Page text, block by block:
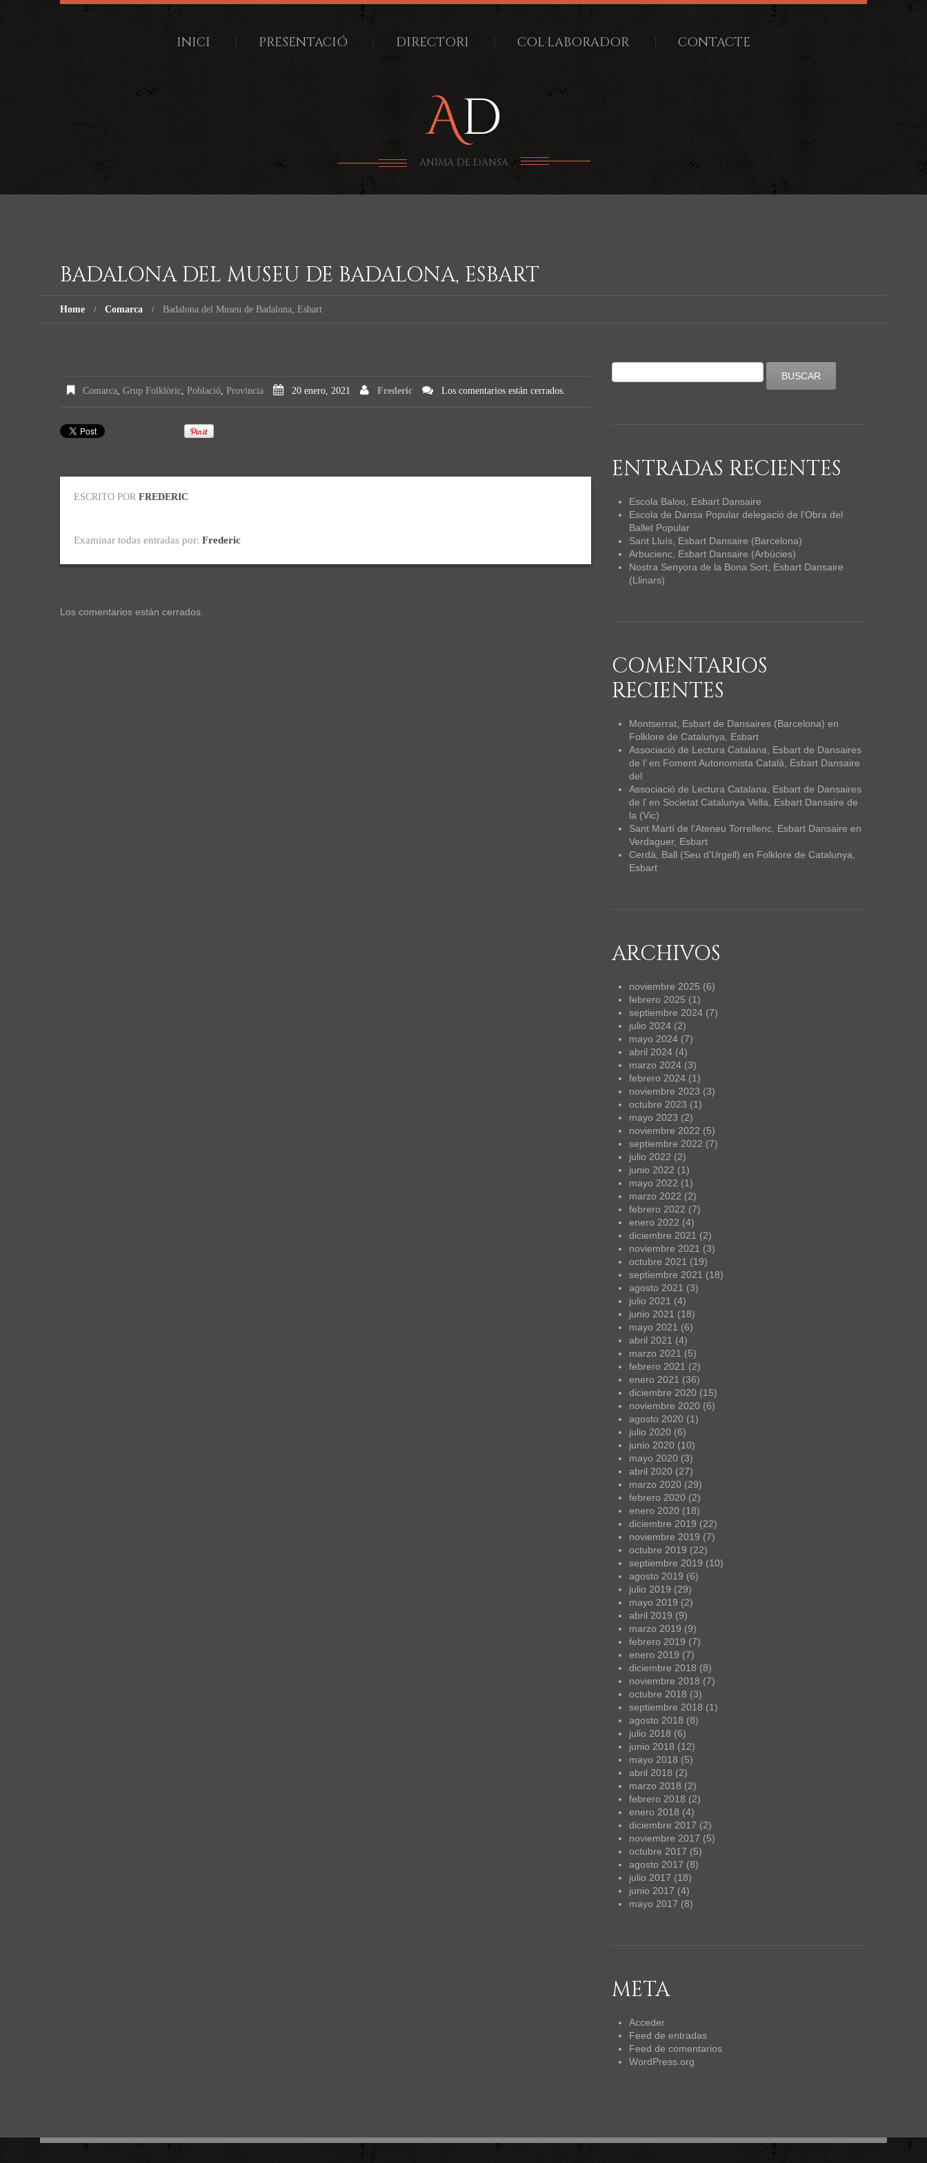
INICI PRESENTACIÓ DIRECTORI COL·LABORADOR CONTACTE
ANIMA DE DANSA
BADALONA DEL MUSEU DE BADALONA, ESBART
Home Comarca Badalona del Museu de Badalona, Esbart
Comarca, Grup Folklòric, Població, Provincia 20 enero, 2021 Frederic Los comentarios están cerrados.
ESCRITO POR FREDERIC
Examinar todas entradas por: Frederic
Los comentarios están cerrados.
ENTRADAS RECIENTES
Escola Baloo, Esbart Dansaire
Escola de Dansa Popular delegació de l’Obra del
Ballet Popular
Sant Lluís, Esbart Dansaire (Barcelona)
Arbucienc, Esbart Dansaire (Arbúcies)
Nostra Senyora de la Bona Sort, Esbart Dansaire
(Llinars)
COMENTARIOS
RECIENTES
Montserrat, Esbart de Dansaires (Barcelona) en
Folklore de Catalunya, Esbart
Associació de Lectura Catalana, Esbart de Dansaires
de l’en Foment Autonomista Català, Esbart Dansaire
del
Associació de Lectura Catalana, Esbart de Dansaires
de l’en Societat Catalunya Vella, Esbart Dansaire de
la (Vic)
Sant Martí de l’Ateneu Torrellenc, Esbart Dansaire en
Verdaguer, Esbart
Cerdà, Ball (Seu d’Urgell) en Folklore de Catalunya,
Esbart
ARCHIVOS
noviembre 2025 (6)
febrero 2025 (1)
septiembre 2024 (7)
julio 2024 (2)
mayo 2024 (7)
abril 2024 (4)
marzo 2024 (3)
febrero 2024 (1)
noviembre 2023 (3)
octubre 2023 (1)
mayo 2023 (2)
noviembre 2022 (5)
septiembre 2022 (7)
julio 2022 (2)
junio 2022 (1)
mayo 2022 (1)
marzo 2022 (2)
febrero 2022 (7)
enero 2022 (4)
diciembre 2021 (2)
noviembre 2021 (3)
octubre 2021 (19)
septiembre 2021 (18)
agosto 2021 (3)
julio 2021 (4)
junio 2021 (18)
mayo 2021 (6)
abril 2021 (4)
marzo 2021 (5)
febrero 2021 (2)
enero 2021 (36)
diciembre 2020 (15)
noviembre 2020 (6)
agosto 2020 (1)
julio 2020 (6)
junio 2020 (10)
mayo 2020 (3)
abril 2020 (27)
marzo 2020 (29)
febrero 2020 (2)
enero 2020 (18)
diciembre 2019 (22)
noviembre 2019 (7)
octubre 2019 (22)
septiembre 2019 (10)
agosto 2019 (6)
julio 2019 (29)
mayo 2019 (2)
abril 2019 (9)
marzo 2019 (9)
febrero 2019 (7)
enero 2019 (7)
diciembre 2018 (8)
noviembre 2018 (7)
octubre 2018 (3)
septiembre 2018 (1)
agosto 2018 (8)
julio 2018 (6)
junio 2018 (12)
mayo 2018 (5)
abril 2018 (2)
marzo 2018 (2)
febrero 2018 (2)
enero 2018 (4)
diciembre 2017 (2)
noviembre 2017 (5)
octubre 2017 (5)
agosto 2017 (8)
julio 2017 (18)
junio 2017 (4)
mayo 2017 (8)
META
Acceder
Feed de entradas
Feed de comentarios
WordPress.org